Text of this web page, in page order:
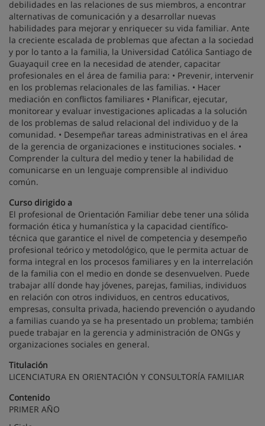
debilidades en las relaciones de sus miembros, a encontrar
alternativas de comunicación y a desarrollar nuevas
habilidades para mejorar y enriquecer su vida familiar. Ante
la creciente escalada de problemas que afectan a la sociedad
y por lo tanto a la familia, la Universidad Católica Santiago de
Guayaquil cree en la necesidad de atender, capacitar
profesionales en el área de familia para: • Prevenir, intervenir
en los problemas relacionales de las familias. • Hacer
mediación en conflictos familiares • Planificar, ejecutar,
monitorear y evaluar investigaciones aplicadas a la solución
de los problemas de salud relacional del individuo y de la
comunidad. • Desempeñar tareas administrativas en el área
de la gerencia de organizaciones e instituciones sociales. •
Comprender la cultura del medio y tener la habilidad de
comunicarse en un lenguaje comprensible al individuo
común.
Curso dirigido a
El profesional de Orientación Familiar debe tener una sólida
formación ética y humanística y la capacidad científico-
técnica que garantice el nivel de competencia y desempeño
profesional teórico y metodológico, que le permita actuar de
forma integral en los procesos familiares y en la interrelación
de la familia con el medio en donde se desenvuelven. Puede
trabajar allí donde hay jóvenes, parejas, familias, individuos
en relación con otros individuos, en centros educativos,
empresas, consulta privada, haciendo prevención o ayudando
a familias cuando ya se ha presentado un problema; también
puede trabajar en la gerencia y administración de ONGs y
organizaciones sociales en general.
Titulación
LICENCIATURA EN ORIENTACIÓN Y CONSULTORÍA FAMILIAR
Contenido
PRIMER AÑO